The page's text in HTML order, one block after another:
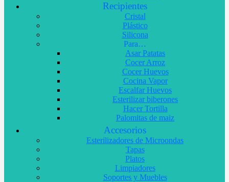
Recipientes
Cristal
Plástico
Silicona
Para…
Asar Patatas
Cocer Arroz
Cocer Huevos
Cocina Vapor
Escalfar Huevos
Esterilizar biberones
Hacer Tortilla
Palomitas de maiz
Accesorios
Esterilizadores de Microondas
Tapas
Platos
Limpiadores
Soportes y Muebles